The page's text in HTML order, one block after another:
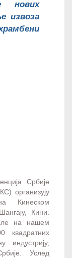
нових
извоза
Србије
организују
Кинеском
Кини.
на нашем
квадратних
Услед